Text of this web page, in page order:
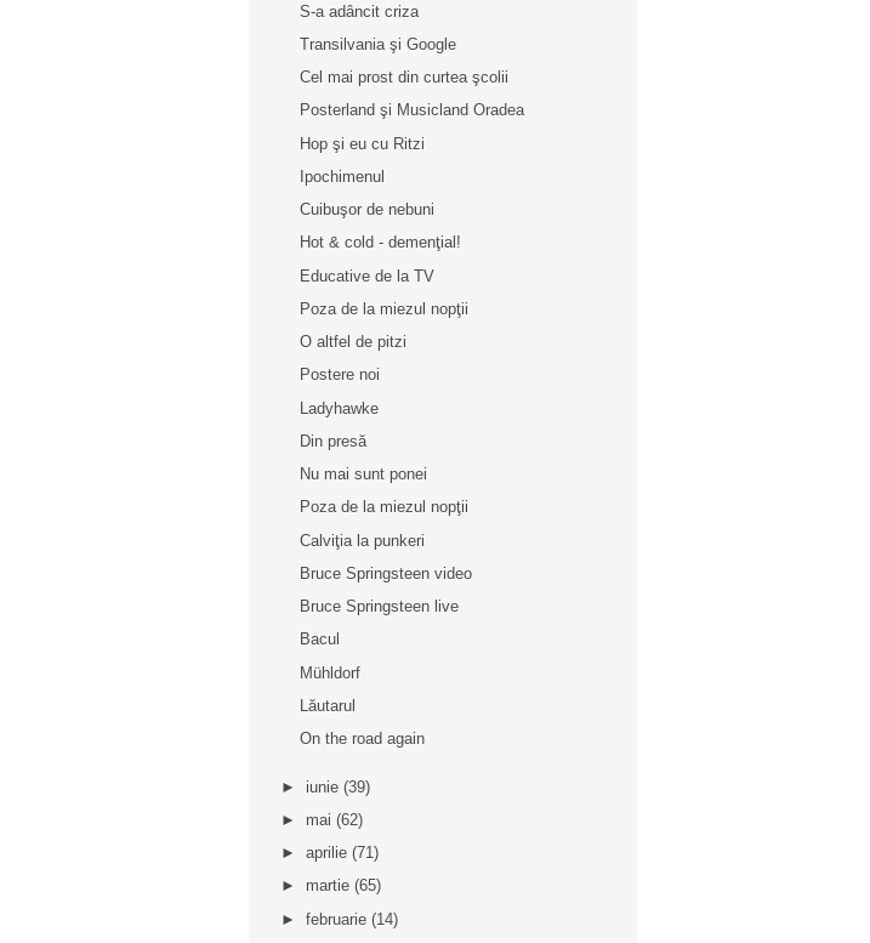
S-a adâncit criza
Transilvania şi Google
Cel mai prost din curtea şcolii
Posterland şi Musicland Oradea
Hop şi eu cu Ritzi
Ipochimenul
Cuibuşor de nebuni
Hot & cold - demenţial!
Educative de la TV
Poza de la miezul nopţii
O altfel de pitzi
Postere noi
Ladyhawke
Din presă
Nu mai sunt ponei
Poza de la miezul nopţii
Calviţia la punkeri
Bruce Springsteen video
Bruce Springsteen live
Bacul
Mühldorf
Lăutarul
On the road again
► iunie (39)
► mai (62)
► aprilie (71)
► martie (65)
► februarie (14)